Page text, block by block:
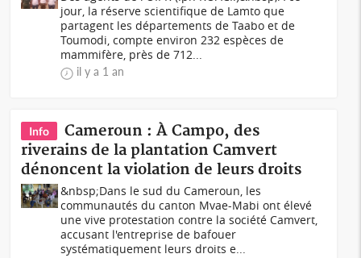
jour, la réserve scientifique de Lamto que
partagent les départements de Taabo et de
Toumodi, compte environ 232 espèces de
mammifère, près de 712...
il y a 1 an
Info
Cameroun : À Campo, des
riverains de la plantation Camvert
dénoncent la violation de leurs droits
&nbsp;Dans le sud du Cameroun, les
communautés du canton Mvae-Mabi ont élevé
une vive protestation contre la société Camvert,
accusant l'entreprise de bafouer
systématiquement leurs droits e...